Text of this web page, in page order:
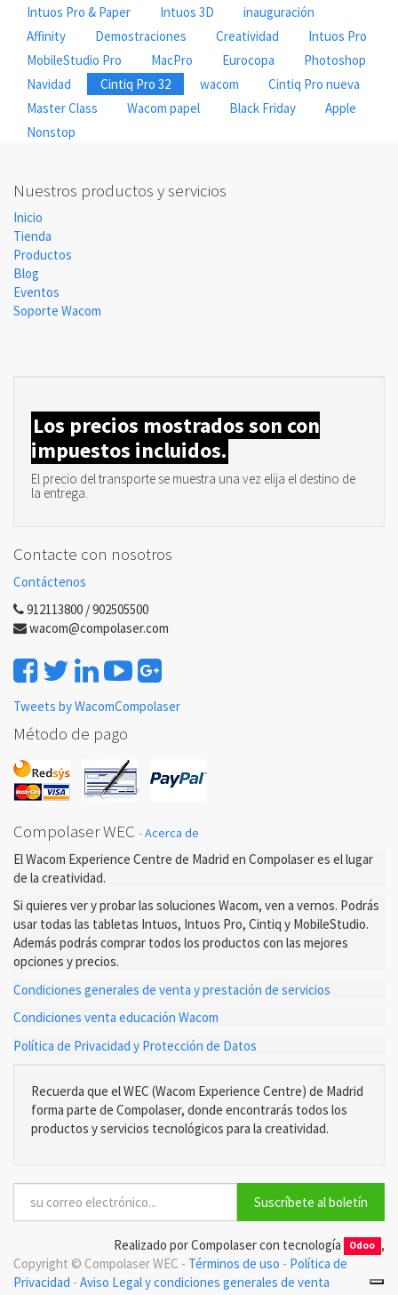
Intuos Pro & Paper
Intuos 3D
inauguración
Affinity
Demostraciones Creatividad
Intuos Pro
MobileStudio Pro
MacPro Eurocopa
Photoshop
Navidad
Cintiq Pro 32 wacom
Cintiq Pro nueva
Master Class
Wacom papel Black Friday
Apple
Nonstop
Nuestros productos y servicios
Inicio
Tienda
Productos
Blog
Eventos
Soporte Wacom
Los precios mostrados son con
impuestos incluidos.
El precio del transporte se muestra una vez elija el destino de
la entrega.
Contacte con nosotros
Contáctenos
912113800 / 902505500
wacom@compolaser.com
Tweets by WacomCompolaser
Método de pago
Compolaser WEC -Acerca de
El Wacom Experience Centre de Madrid en Compolaser es el lugar
de la creatividad.
Si quieres ver y probar las soluciones Wacom, ven a vernos. Podrás
usar todas las tabletas Intuos, Intuos Pro, Cintiq y MobileStudio.
Además podrás comprar todos los productos con las mejores
opciones y precios.
Condiciones generales de venta y prestación de servicios
Condiciones venta educación Wacom
Política de Privacidad y Protección de Datos
Recuerda que el WEC (Wacom Experience Centre) de Madrid
forma parte de Compolaser, donde encontrarás todos los
productos y servicios tecnológicos para la creatividad.
Suscríbete al boletín
Realizado por Compolaser con tecnología Odoo ,
Copyright © Compolaser WEC - Términos de uso - Política de
Privacidad - Aviso Legal y condiciones generales de venta